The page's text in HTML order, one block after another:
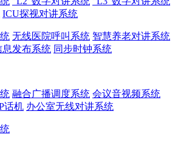
ICU探视对讲系统
无线医院呼叫系统 智慧养老对讲系统
息发布系统 同步时钟系统
融合广播调度系统 会议音视频系统
话机 办公室无线对讲系统